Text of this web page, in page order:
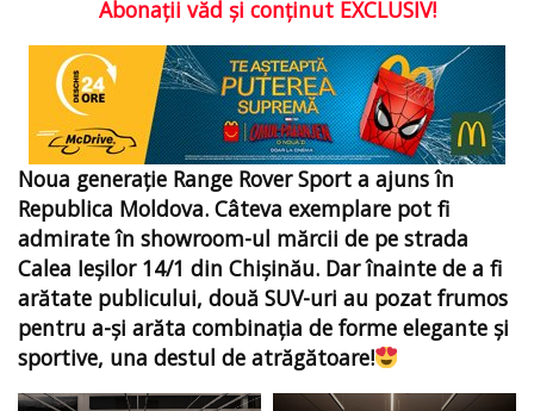
Abonaţii văd şi conţinut EXCLUSIV!
Noua generaţie Range Rover Sport a ajuns în
Republica Moldova. Câteva exemplare pot fi
admirate în showroom-ul mărcii de pe strada
Calea Ieşilor 14/1 din Chişinău. Dar înainte de a fi
arătate publicului, două SUV-uri au pozat frumos
pentru a-şi arăta combinația de forme elegante şi
sportive, una destul de atrăgătoare!